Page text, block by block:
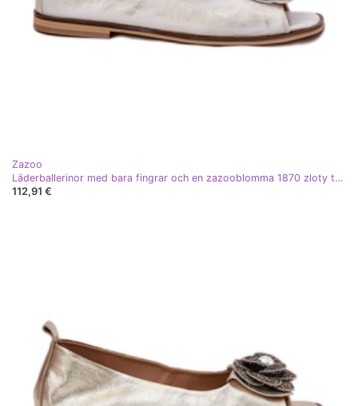
Zazoo
Läderballerinor med bara fingrar och en zazooblomma 1870 zloty torkad gyllene
112,91 €